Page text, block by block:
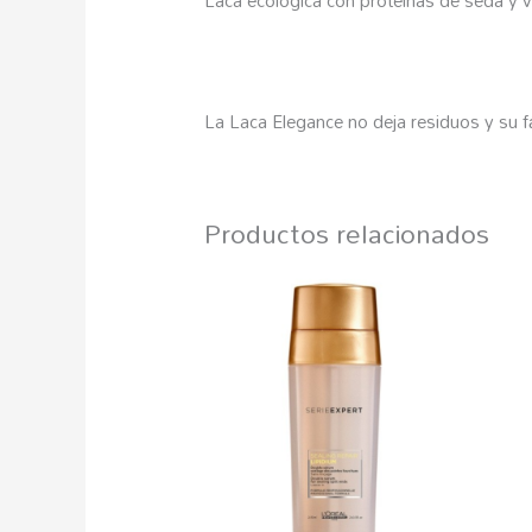
La Laca Elegance no deja residuos y su
Productos relacionados